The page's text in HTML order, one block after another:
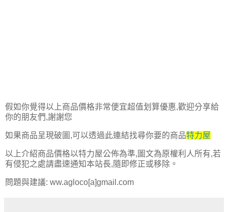
假如你覺得以上商品價格非常便宜超值划算優惠,歡迎分享給
你的朋友們,謝謝您
如果商品呈現破圖,可以透過此連結找尋你要的商品特力屋
以上介紹商品價格以特力屋公佈為準,圖文為原權利人所有,若
有侵犯之處請盡速通知本站長,隨即修正或移除。
問題與建議: ww.agloco[a]gmail.com